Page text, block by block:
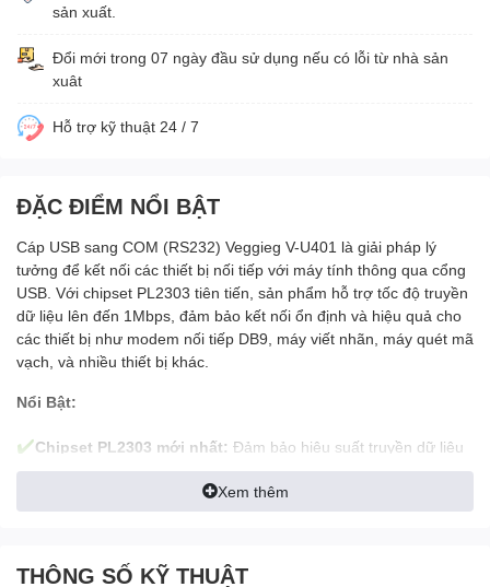
sản xuất.
Đổi mới trong 07 ngày đầu sử dụng nếu có lỗi từ nhà sản
xuât
Hỗ trợ kỹ thuật 24 / 7
ĐẶC ĐIỂM NỔI BẬT
Cáp USB sang COM (RS232) Veggieg V-U401 là giải pháp lý
tưởng để kết nối các thiết bị nối tiếp với máy tính thông qua cổng
USB. Với chipset PL2303 tiên tiến, sản phẩm hỗ trợ tốc độ truyền
dữ liệu lên đến 1Mbps, đảm bảo kết nối ổn định và hiệu quả cho
các thiết bị như modem nối tiếp DB9, máy viết nhãn, máy quét mã
vạch, và nhiều thiết bị khác.
Nổi Bật:
✔️Chipset PL2303 mới nhất: Đảm bảo hiệu suất truyền dữ liệu
cao và ổn định.
Tốc độ truyền dữ liệu tối đa: Lên đến 1Mbps, cho phép
lớp, đảm bảo tốc độ truyền dữ liệu tốt nhất và giảm thiểu nhiễu.
Xem thêm
THÔNG SỐ KỸ THUẬT